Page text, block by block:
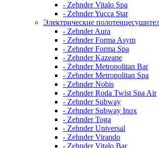
- Zehnder Vitalo Spa
- Zehnder Yucca Star
Электрические
- Zehnder Aura
- Zehnder Forma Asym
- Zehnder Forma Spa
- Zehnder Kazeane
- Zehnder Metropolitan Bar
- Zehnder Metropolitan Spa
- Zehnder Nobis
- Zehnder Roda Twist Spa Air
- Zehnder Subway
- Zehnder Subway Inox
- Zehnder Toga
- Zehnder Universal
- Zehnder Virando
- Zehnder Vitalo Bar